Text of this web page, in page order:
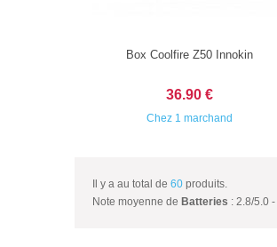
Box Coolfire Z50 Innokin
36.90 €
Chez 1 marchand
Il y a au total de 60 produits.
Note moyenne de Batteries : 2.8/5.0